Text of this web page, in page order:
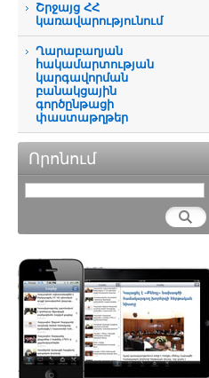
Շրջայց ՀՀ
կառավարությունում
Ղարաբաղյան
հակամարտության
կարգավորման
բանակցային
գործընթացի
փաստաթղթեր
Որոնում